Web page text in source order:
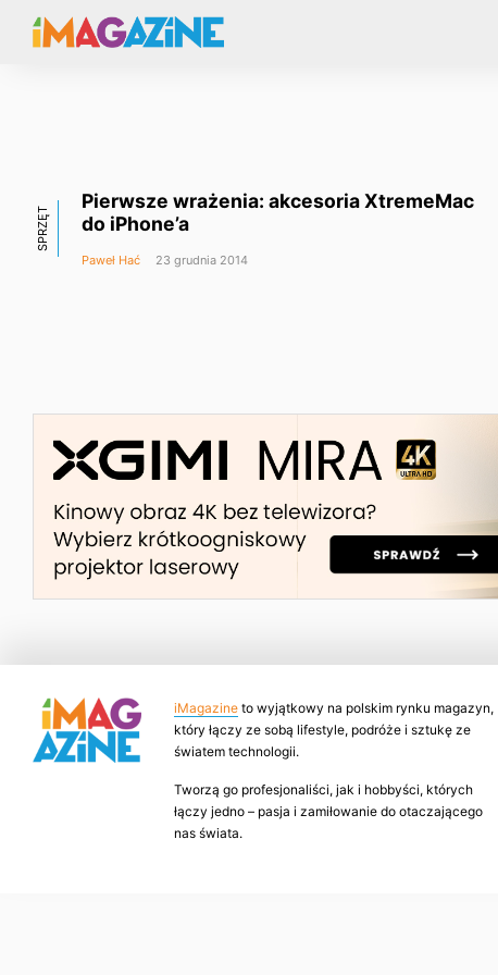
SPRZĘT
Pierwsze wrażenia: akcesoria XtremeMac
do iPhone’a
Paweł Hać 23 grudnia 2014
iMagazine to wyjątkowy na polskim rynku magazyn,
który łączy ze sobą lifestyle, podróże i sztukę ze
światem technologii.
Tworzą go profesjonaliści, jak i hobbyści, których
łączy jedno – pasja i zamiłowanie do otaczającego
nas świata.